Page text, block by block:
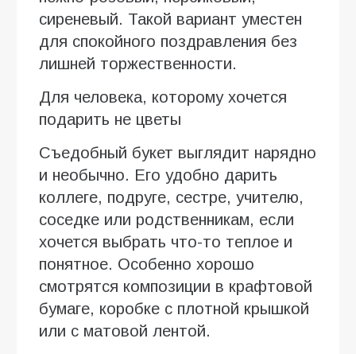
сиреневый. Такой вариант уместен
для спокойного поздравления без
лишней торжественности.
Для человека, которому хочется
подарить не цветы
Съедобный букет выглядит нарядно
и необычно. Его удобно дарить
коллеге, подруге, сестре, учителю,
соседке или родственникам, если
хочется выбрать что-то теплое и
понятное. Особенно хорошо
смотрятся композиции в крафтовой
бумаге, коробке с плотной крышкой
или с матовой лентой.